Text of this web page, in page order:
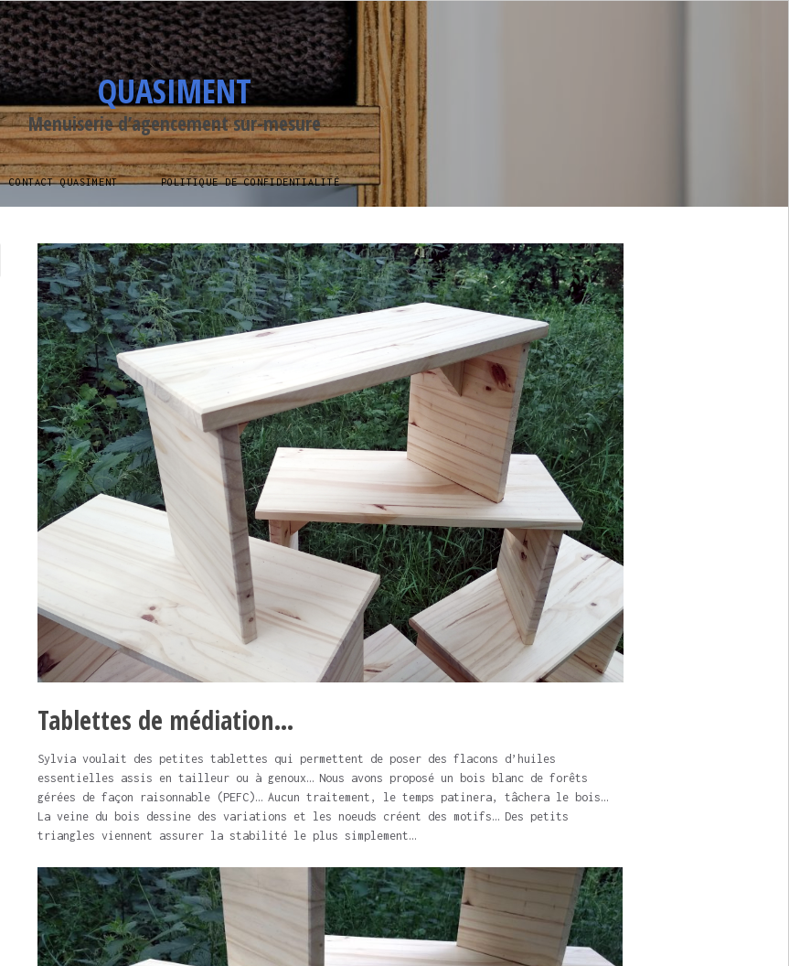
QUASIMENT
Menuiserie d’agencement sur-mesure
CONTACT QUASIMENT POLITIQUE DE CONFIDENTIALITÉ
Tablettes de médiation…
Sylvia voulait des petites tablettes qui permettent de poser des flacons d’huiles
essentielles assis en tailleur ou à genoux… Nous avons proposé un bois blanc de forêts
gérées de façon raisonnable (PEFC)… Aucun traitement, le temps patinera, tâchera le bois…
La veine du bois dessine des variations et les noeuds créent des motifs… Des petits
triangles viennent assurer la stabilité le plus simplement…